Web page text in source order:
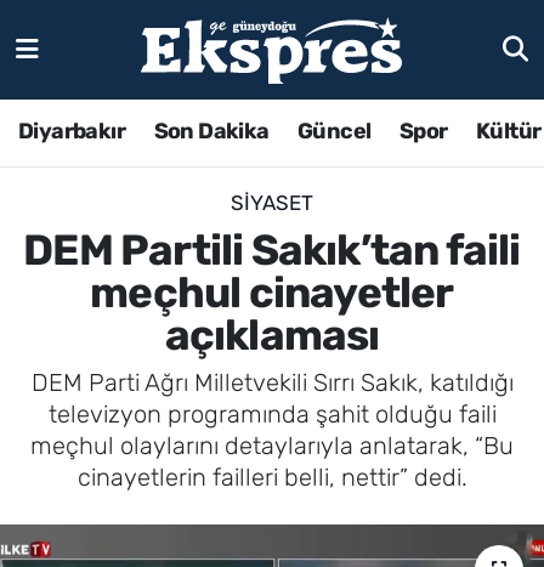
Diyarbakır Son Dakika Güncel Spor
SIYASET
DEM Partili Sakık’tan faili
meçhul cinayetler
açıklaması
DEM Parti Ağrı Milletvekili Sırrı Sakık, katıldığı
televizyon programında şahit olduğu faili
meçhul olaylarını detaylarıyla anlatarak, “Bu
cinayetlerin failleri belli, nettir” dedi.